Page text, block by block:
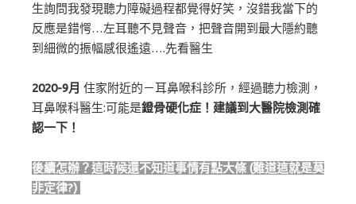
生詢問我發現聽力障礙過程都覺得好笑，沒錯我當下的
反應是錯愕…左耳聽不見聲音，把聲音開到最大隱約聽
到細微的振幅感很遙遠….先看醫生
2020-9月 住家附近的－耳鼻喉科診所，經過聽力檢測，
耳鼻喉科醫生:可能是鐙骨硬化症！建議到大醫院檢測確
認一下！
後續怎辦？這時候還不知道事情有點大條 (難道這就是莫
非定律?)